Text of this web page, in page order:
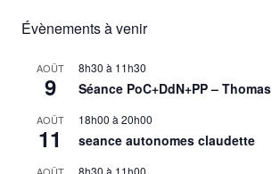
Évènements à venir
AOÛT
9
8h30 à 11h30
Séance PoC+DdN+PP – Thomas
AOÛT
11
18h00 à20h00
seance autonomes claudette